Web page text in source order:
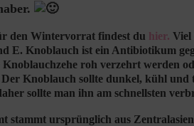
den Wintervorrat findest du hier. Viel
E. Knoblauch ist ein Antibiotikum
Knoblauchzehe roh verzehrt werden
Knoblauch sollte dunkel, kühl und
sollte man ihn am schnellsten
stammt ursprünglich aus